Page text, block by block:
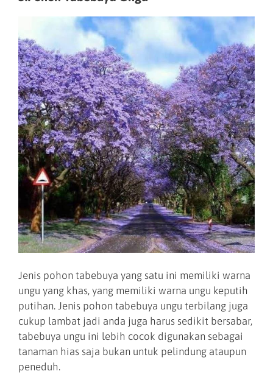
Jenis pohon tabebuya yang satu ini memiliki warna
ungu yang khas, yang memiliki warna ungu keputih
putihan. Jenis pohon tabebuya ungu terbilang juga
cukup lambat jadi anda juga harus sedikit bersabar,
tabebuya ungu ini lebih cocok digunakan sebagai
tanaman hias saja bukan untuk pelindung ataupun
peneduh.